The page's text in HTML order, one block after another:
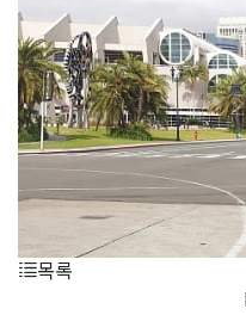
목록